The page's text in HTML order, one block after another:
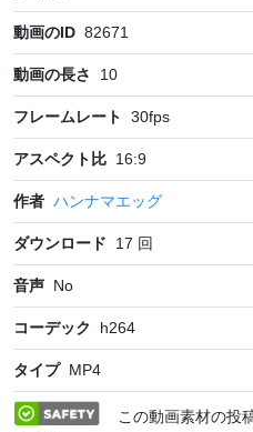
動画のID 82671
動画の長さ 10
フレームレート 30fps
アスペクト比 16:9
作者 ハンナマエッグ
ダウンロード 17 回
音声 No
コーデック h264
タイプ MP4
この動画素材の投